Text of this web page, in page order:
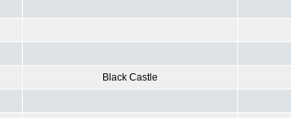
Black Castle